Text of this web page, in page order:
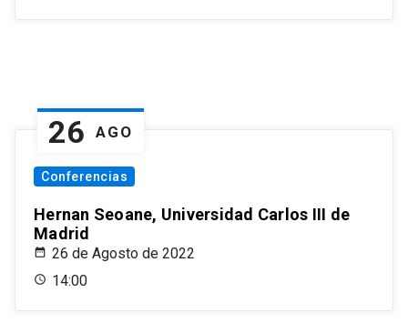
26 AGO
Conferencias
Hernan Seoane, Universidad Carlos III de
Madrid
26 de Agosto de 2022
14:00